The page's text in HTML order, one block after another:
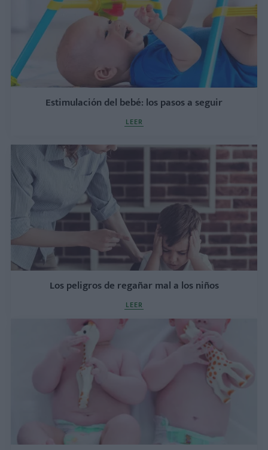
Estimulación del bebé: los pasos a seguir
LEER
Los peligros de regañar mal a los niños
LEER